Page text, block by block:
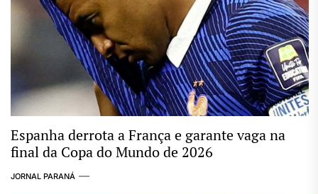
Espanha derrota a França e garante vaga na
final da Copa do Mundo de 2026
JORNAL PARANÁ